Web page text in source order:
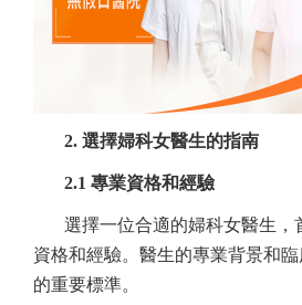
2. 選擇婦科女醫生的指南
2.1 專業資格和經驗
選擇一位合適的婦科女醫生，
資格和經驗。醫生的專業背景和
的重要標準。